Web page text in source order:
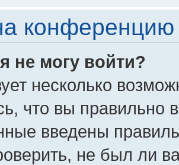
конференцию
не могу войти?
несколько
что вы правильно
введены
не был ли